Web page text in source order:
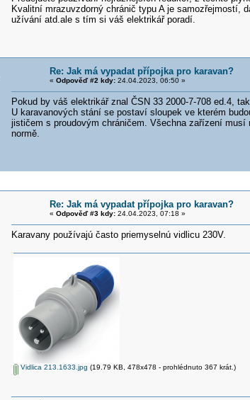
Kvalitní mrazuvzdorný chránič typu A je samozřejmostí,
užívání atd.ale s tím si váš elektrikář poradí.
Re: Jak má vypadat přípojka pro karavan?
« Odpověď #2 kdy:24.04.2023, 06:50 »
Pokud by váš elektrikář znal ČSN 33 2000-7-708 ed.4,
U karavanových stání se postaví sloupek ve kterém
jističem s proudovým chráničem. Všechna zařízení
normě.
Re: Jak má vypadat přípojka pro karavan?
« Odpověď #3 kdy:24.04.2023, 07:18 »
Karavany používajú často priemyselnú vidlicu 230V.
Vidlica 213.1633.jpg (19.79 KB, 478x478 - prohlédnuto 367 krát.)